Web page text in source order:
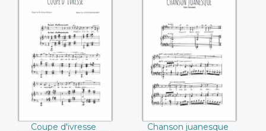
Coupe d'ivresse
((Jules Massenet))
Coupe d'ivresse
Chanson
juanesque ((Jules
Massenet ))
Chanson juanesque